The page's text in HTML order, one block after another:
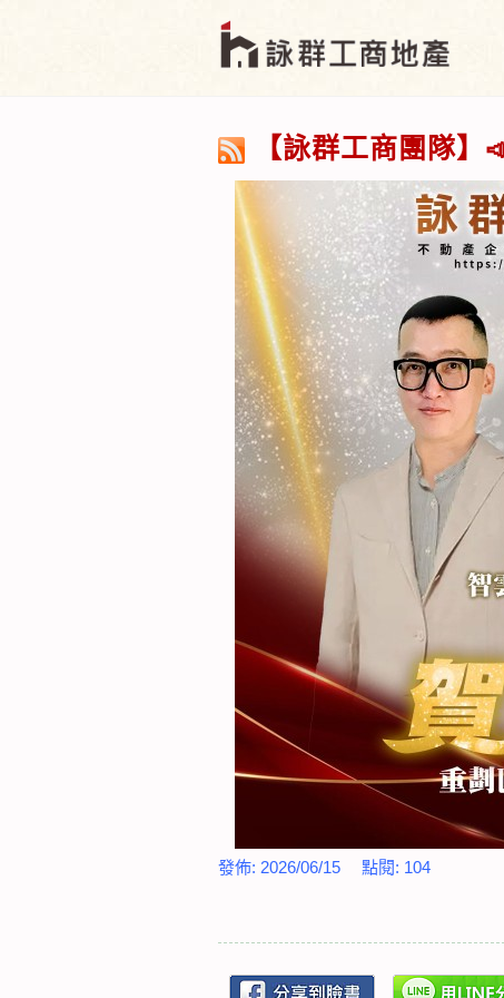
【詠群工商團隊
發佈: 2026/06/15 點閱: 104